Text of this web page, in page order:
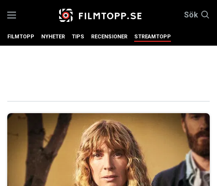
Sök
FILMTOPP NYHETER TIPS RECENSIONER STREAMTOPP